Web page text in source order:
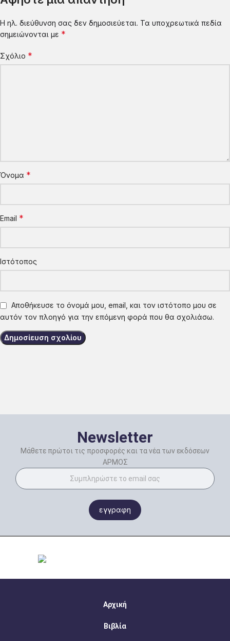
Η ηλ. διεύθυνση σας δεν δημοσιεύεται. Τα υποχρεωτικά πεδία
σημειώνονται με *
Σχόλιο *
Όνομα *
Email *
Ιστότοπος
Αποθήκευσε το όνομά μου, email, και τον ιστότοπο μου σε
αυτόν τον πλοηγό για την επόμενη φορά που θα σχολιάσω.
Newsletter
Μάθετε πρώτοι τις προσφορές και τα νέα των εκδόσεων
ΑΡΜΟΣ
εγγραφη
Αρχική
Βιβλία